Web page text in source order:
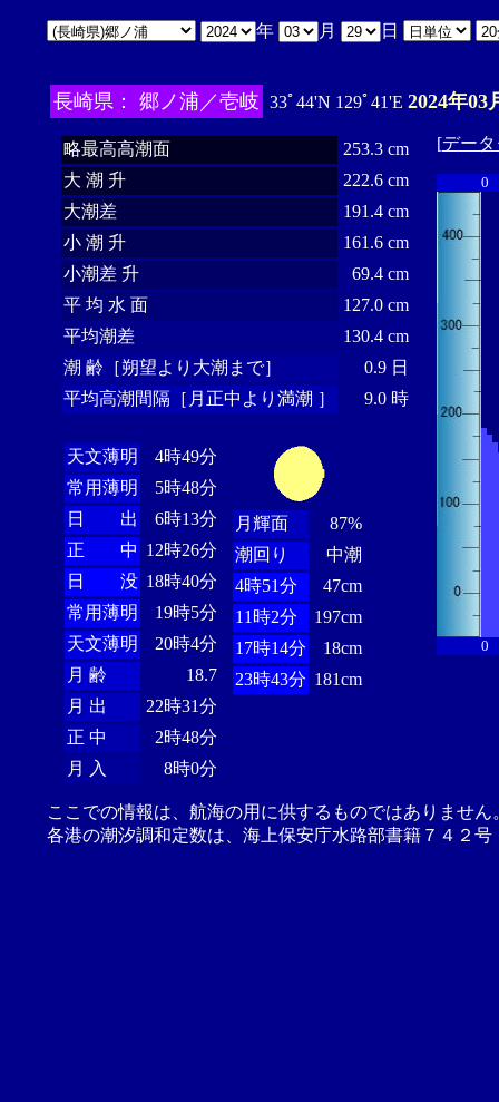
年 月 日
長崎県： 郷ノ浦／壱岐 33ﾟ44'N 129ﾟ41'E 2024年03
略最高高潮面
253.3 cm
大 潮 升
222.6 cm
大潮差
191.4 cm
小 潮 升
161.6 cm
小潮差 升
69.4 cm
平 均 水 面
127.0 cm
平均潮差
130.4 cm
潮 齢［朔望より大潮まで］
0.9 日
平均高潮間隔［月正中より満潮 ］
9.0 時
天文薄明
4時49分
常用薄明
5時48分
日 出
6時13分
正 中 12時26分
日 没 18時40分
常用薄明
19時5分
天文薄明
20時4分
月 齢
18.7
月 出
22時31分
正 中
2時48分
月 入
8時0分
月輝面
87%
潮回り
中潮
4時51分
47cm
11時2分
197cm
17時14分
18cm
23時43分 181cm
[デー
0
0
ここでの情報は、航海の用に供するものではありませ
各港の潮汐調和定数は、海上保安庁水路部書籍７４２